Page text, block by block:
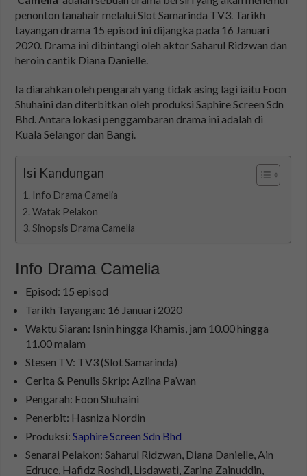
penonton tanahair melalui Slot Samarinda TV3. Tarikh
tayangan drama 15 episod ini dijangka pada 16 Januari
2020. Drama ini dibintangi oleh aktor Saharul Ridzwan dan
heroin cantik Diana Danielle.
Ia diarahkan oleh pengarah yang tidak asing lagi iaitu Eoon
Shuhaini dan diterbitkan oleh produksi Saphire Screen Sdn
Bhd. Antara lokasi penggambaran drama ini adalah di
Kuala Selangor dan Bangi.
Isi Kandungan
Info Drama Camelia
Watak Pelakon
Sinopsis Drama Camelia
Info Drama Camelia
Episod: 15 episod
Tarikh Tayangan: 16 Januari 2020
Waktu Siaran: Isnin hingga Khamis, jam 10.00 hingga
11.00 malam
Stesen TV: TV3 (Slot Samarinda)
Cerita & Penulis Skrip: Azlina Pa’wan
Pengarah: Eoon Shuhaini
Penerbit: Hasniza Nordin
Produksi:Saphire Screen Sdn Bhd
Senarai Pelakon: Saharul Ridzwan, Diana Danielle, Ain
Edruce, Hafidz Roshdi, Lisdawati, Zarina Zainuddin,